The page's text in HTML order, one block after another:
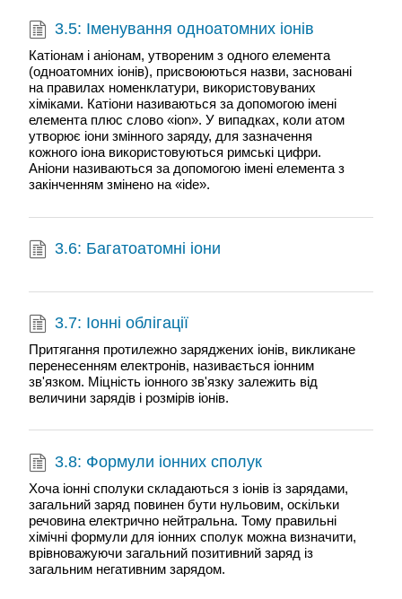
3.5: Іменування одноатомних іонів
Катіонам і аніонам, утвореним з одного елемента
(одноатомних іонів), присвоюються назви, засновані
на правилах номенклатури, використовуваних
хіміками. Катіони називаються за допомогою імені
елемента плюс слово «ion». У випадках, коли атом
утворює іони змінного заряду, для зазначення
кожного іона використовуються римські цифри.
Аніони називаються за допомогою імені елемента з
закінченням змінено на «ide».
3.6: Багатоатомні іони
3.7: Іонні облігації
Притягання протилежно заряджених іонів, викликане
перенесенням електронів, називається іонним
зв'язком. Міцність іонного зв'язку залежить від
величини зарядів і розмірів іонів.
3.8: Формули іонних сполук
Хоча іонні сполуки складаються з іонів із зарядами,
загальний заряд повинен бути нульовим, оскільки
речовина електрично нейтральна. Тому правильні
хімічні формули для іонних сполук можна визначити,
врівноважуючи загальний позитивний заряд із
загальним негативним зарядом.